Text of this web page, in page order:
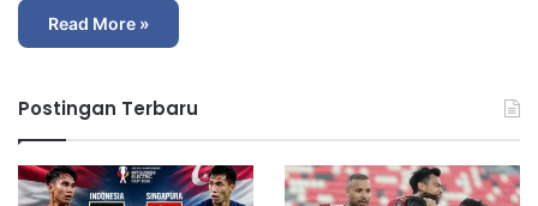
Read More »
Postingan Terbaru